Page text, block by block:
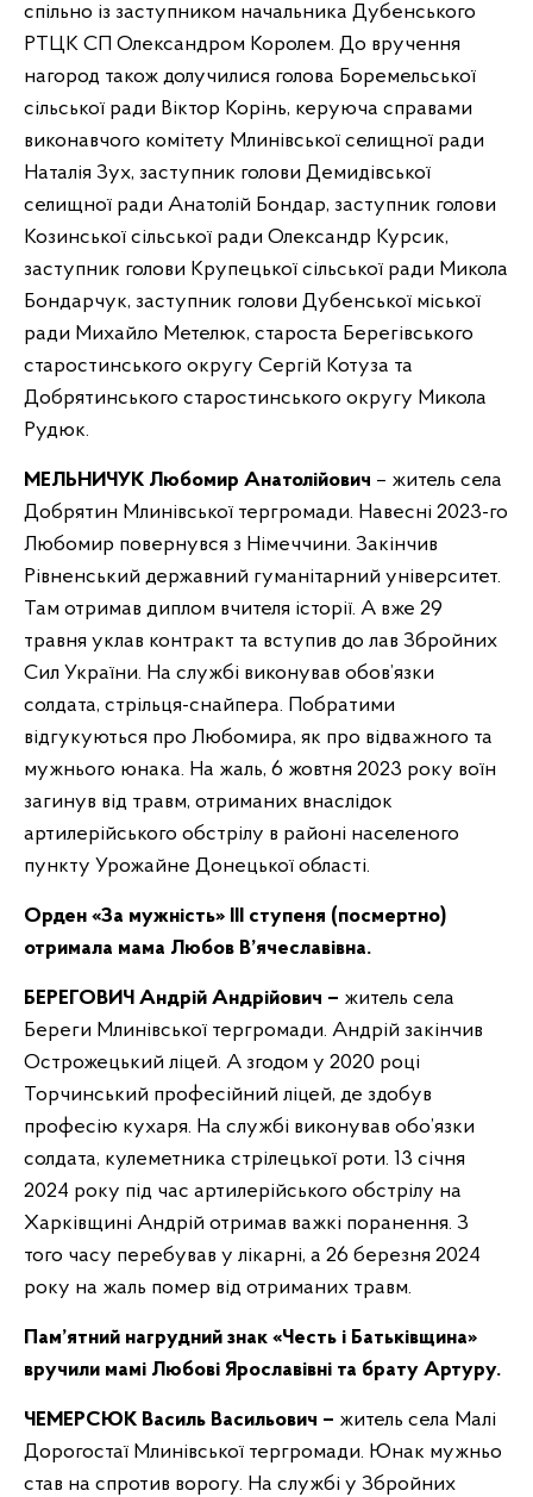
спільно із заступником начальника Дубенського
РТЦК СП Олександром Королем. До вручення
нагород також долучилися голова Боремельської
сільської ради Віктор Корінь, керуюча справами
виконавчого комітету Млинівської селищної ради
Наталія Зух, заступник голови Демидівської
селищної ради Анатолій Бондар, заступник голови
Козинської сільської ради Олександр Курсик,
заступник голови Крупецької сільської ради Микола
Бондарчук, заступник голови Дубенської міської
ради Михайло Метелюк, староста Берегівського
старостинського округу Сергій Котуза та
Добрятинського старостинського округу Микола
Рудюк.
МЕЛЬНИЧУК Любомир Анатолійович – житель села
Добрятин Млинівської тергромади. Навесні 2023-го
Любомир повернувся з Німеччини. Закінчив
Рівненський державний гуманітарний університет.
Там отримав диплом вчителя історії. А вже 29
травня уклав контракт та вступив до лав Збройних
Сил України. На службі виконував обов’язки
солдата, стрільця-снайпера. Побратими
відгукуються про Любомира, як про відважного та
мужнього юнака. На жаль, 6 жовтня 2023 року воїн
загинув від травм, отриманих внаслідок
артилерійського обстрілу в районі населеного
пункту Урожайне Донецької області.
Орден «За мужність» ІІІ ступеня (посмертно)
отримала мама Любов В’ячеславівна.
БЕРЕГОВИЧ Андрій Андрійович – житель села
Береги Млинівської тергромади. Андрій закінчив
Острожецький ліцей. А згодом у 2020 році
Торчинський професійний ліцей, де здобув
професію кухаря. На службі виконував обо’язки
солдата, кулеметника стрілецької роти. 13 січня
2024 року під час артилерійського обстрілу на
Харківщині Андрій отримав важкі поранення. З
того часу перебував у лікарні, а 26 березня 2024
року на жаль помер від отриманих травм.
Пам’ятний нагрудний знак «Честь і Батьківщина»
вручили мамі Любові Ярославівні та брату Артуру.
ЧЕМЕРСЮК Василь Васильович – житель села Малі
Дорогостаї Млинівської тергромади. Юнак мужньо
став на спротив ворогу. На службі у Збройних